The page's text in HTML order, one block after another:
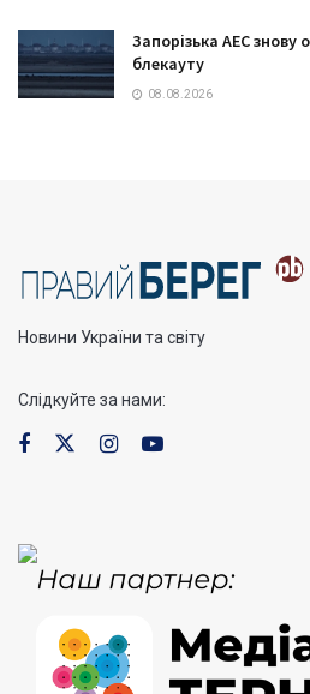
Запорізька АЕС знову
блекауту
08.08.2026
Новини України та світу
Слідкуйте за нами: